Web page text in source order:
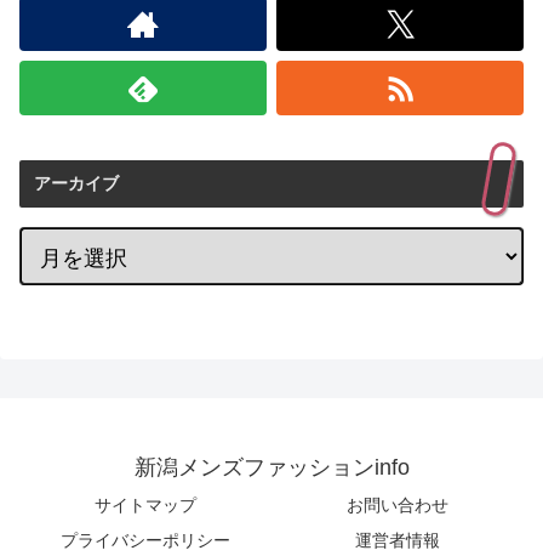
アーカイブ
新潟メンズファッションinfo
サイトマップ
お問い合わせ
プライバシーポリシー
運営者情報